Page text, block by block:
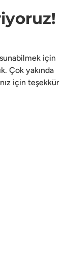
için
Çok yakında
için teşekkür